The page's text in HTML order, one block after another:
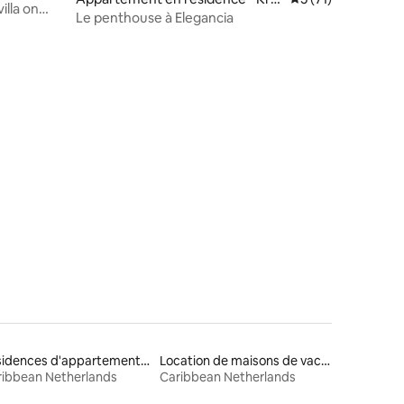
on
endijk
Le penthouse à Elegancia
Résidences d'appartements en location
Netherlands
Location de maisons de vacances
Caribbean Netherlands